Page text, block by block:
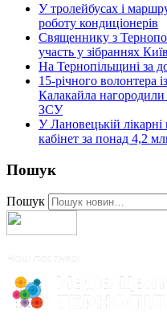
У тролейбусах і
роботу кондиціонерів
Священнику з
участь у зібраннях
На Тернопільщині за
15-річного волонтера
Калакайла
ЗСУ
У Лановецькій
кабінет за понад 4,2
Пошук
Пошук